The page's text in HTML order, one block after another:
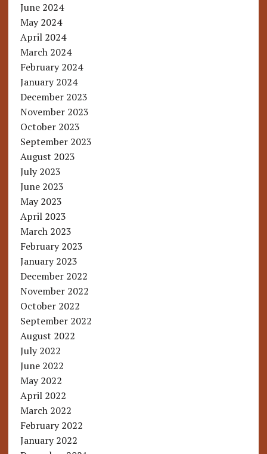
June 2024
May 2024
April 2024
March 2024
February 2024
January 2024
December 2023
November 2023
October 2023
September 2023
August 2023
July 2023
June 2023
May 2023
April 2023
March 2023
February 2023
January 2023
December 2022
November 2022
October 2022
September 2022
August 2022
July 2022
June 2022
May 2022
April 2022
March 2022
February 2022
January 2022